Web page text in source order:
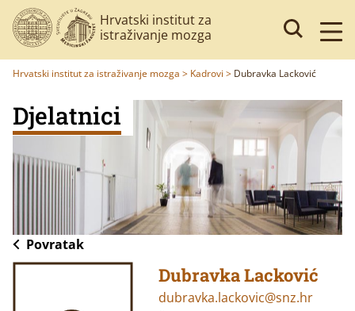
Hrvatski institut za
istraživanje mozga
Hrvatski institut za istraživanje mozga > Kadrovi > Dubravka Lacković
Djelatnici
Povratak
Dubravka Lacković
dubravka.lackovic@snz.hr